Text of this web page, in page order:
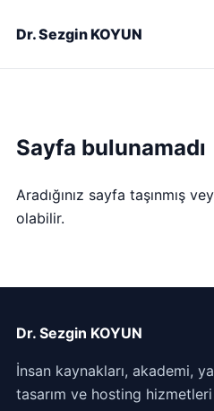
Dr. Sezgin KOYUN
Sayfa bulunamadı
Aradığınız sayfa taşınmış
olabilir.
Dr. Sezgin KOYUN
İnsan kaynakları, akademi,
tasarım ve hosting